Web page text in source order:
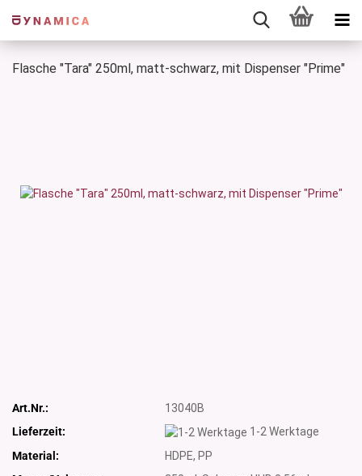
Flasche "Tara" 250ml, matt-schwarz, mit Dispenser "Prime"
Art.Nr.:
13040B
Lieferzeit:
1-2 Werktage
Material:
HDPE, PP